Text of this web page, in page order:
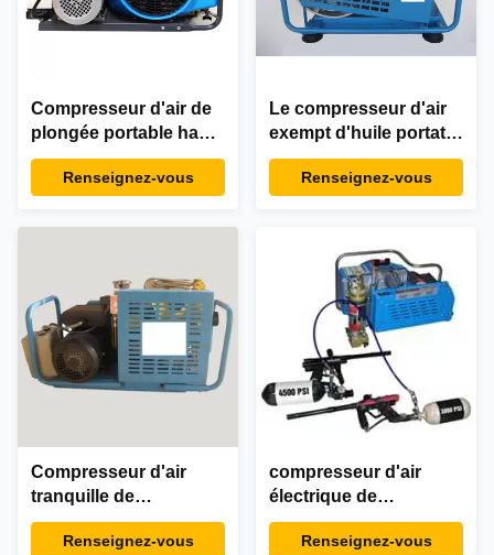
Compresseur d'air de
plongée portable haute
pression 300 bars,
respiration 4500 psi
Renseignez-vous
Le compresseur d'air
exempt d'huile portatif
de scaphandre pour le
paintball/feu respirent
Renseignez-vous
Compresseur d'air
tranquille de
scaphandre mû par
courroie pour le
Renseignez-vous
compresseur d'air
électrique de
scaphandre de 3.0kw
4hp, 20 minutes pour
Renseignez-vous